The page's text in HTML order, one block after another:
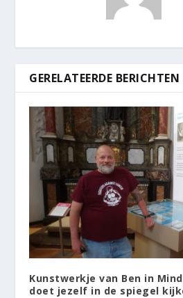
GERELATEERDE BERICHTEN
Kunstwerkje van Ben in
doet jezelf in de spiegel